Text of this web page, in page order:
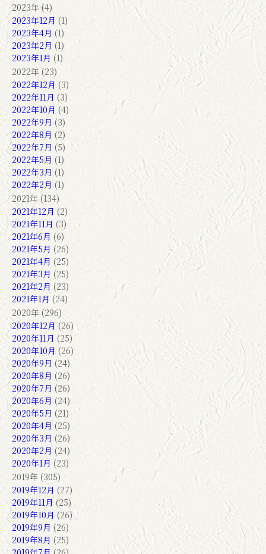
2023年 (4)
2023年12月 (1)
2023年4月 (1)
2023年2月 (1)
2023年1月 (1)
2022年 (23)
2022年12月 (3)
2022年11月 (3)
2022年10月 (4)
2022年9月 (3)
2022年8月 (2)
2022年7月 (5)
2022年5月 (1)
2022年3月(1)
2022年2月 (1)
2021年 (134)
2021年12月 (2)
2021年11月 (3)
2021年6月 (6)
2021年5月 (26)
2021年4月 (25)
2021年3月 (25)
2021年2月 (23)
2021年1月 (24)
2020年 (296)
2020年12月 (26)
2020年11月(25)
2020年10月 (26)
2020年9月 (24)
2020年8月 (26)
2020年7月 (26)
2020年6月 (24)
2020年5月 (21)
2020年4月 (25)
2020年3月 (26)
2020年2月 (24)
2020年1月 (23)
2019年 (305)
2019年12月 (27)
2019年11月 (25)
2019年10月 (26)
2019年9月 (26)
2019年8月 (25)